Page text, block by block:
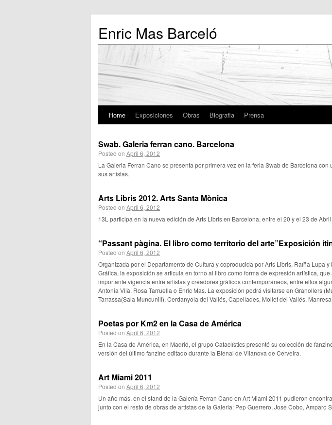
Enric Mas Barceló
Home Exposiciones Obras Biografia Prensa
Swab. Galeria ferran cano. Barcelona
Posted on April 6, 2012
La Galeria Ferran Cano se presenta por primera vez en la feria Swab de Barcelona con
sus artistas.
Arts Libris 2012. Arts Santa Mònica
Posted on April 6, 2012
13L participa en la nueva edición de Arts Libris en Barcelona, entre el 20 y el 23 de Abril
“Passant pàgina. El libro como territorio del arte”Exposición
Posted on April 6, 2012
Organizada por el Departamento de Cultura y coproducida por Arts Libris, Raíña Lupa
Gráfica, la exposición se articula en torno al libro como forma de expresión artística,
importante vigencia entre artistas y creadores gráficos contemporáneos, entre ellos
Antonia Vilà, Rosa Tarruella o Enric Mas. La exposición podrá visitarse en Granollers
Tarrassa(Sala Muncunill), Cerdanyola del Vallés, Capellades, Mollet del Vallés,
Poetas por Km2 en la Casa de América
Posted on April 6, 2012
En la Casa de América, en Madrid, el grupo Cataclístics presentó su colección de
versión del último fanzine editado durante la Bienal de Vilanova de Cerveira.
Art Miami 2011
Posted on April 6, 2012
Un año más, en el stand de la Galería Ferran Cano en Art Miami 2011 pudieron
junto con el resto de obras de artistas de la Galeria: Pep Guerrero, Jose Cobo, Amparo